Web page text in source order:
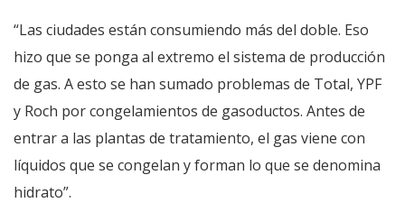
“Las ciudades están consumiendo más del doble. Eso
hizo que se ponga al extremo el sistema de producción
de gas. A esto se han sumado problemas de Total, YPF
y Roch por congelamientos de gasoductos. Antes de
entrar a las plantas de tratamiento, el gas viene con
líquidos que se congelan y forman lo que se denomina
hidrato”.